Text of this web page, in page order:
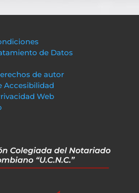
de Datos
de autor
Accesibilidad
Web